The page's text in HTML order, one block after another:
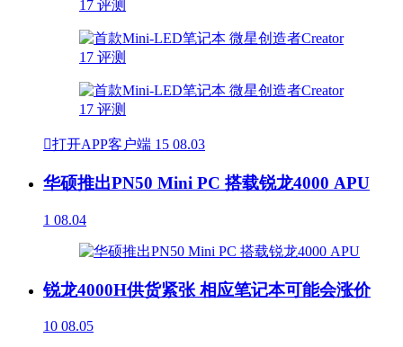
打开APP客户端 15 08.03
华硕推出PN50 Mini PC 搭载锐龙4000 APU
1 08.04
锐龙4000H供货紧张 相应笔记本可能会涨价
10 08.05